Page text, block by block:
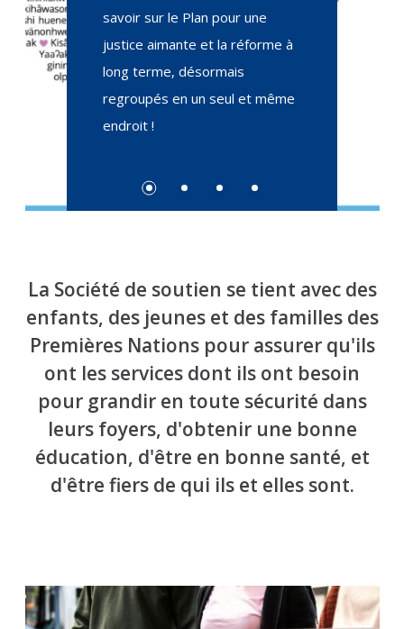
savoir sur le Plan pour une
justice aimante et la réforme à
long terme, désormais
regroupés en un seul et même
endroit !
Slide bulletSlide bulletSlide bulletSlide bullet
La Société de soutien se tient avec des
enfants, des jeunes et des familles des
Premières Nations pour assurer qu'ils
ont les services dont ils ont besoin
pour grandir en toute sécurité dans
leurs foyers, d'obtenir une bonne
éducation, d'être en bonne santé, et
d'être fiers de qui ils et elles sont.